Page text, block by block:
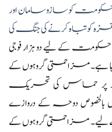
حکومت کو سازوسامان اور
غزہ کو تباہ کرنے کی جنگ کی
کے لیے دو ہزار فوجی
ہے۔ مزاحمتی گروہوں کے
پر حماس کی تحریک
دوحہ کے دروازے
مزاحمتی گروہوں کے